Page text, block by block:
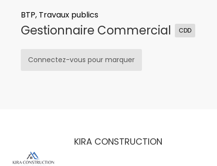
BTP, Travaux publics
Gestionnaire Commercial CDD
Connectez-vous pour marquer
KIRA CONSTRUCTION